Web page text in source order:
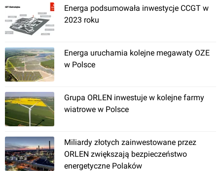
Energa podsumowała inwestycje CCGT w
2023 roku
Energa uruchamia kolejne megawaty OZE
w Polsce
Grupa ORLEN inwestuje w kolejne farmy
wiatrowe w Polsce
Miliardy złotych zainwestowane przez
ORLEN zwiększają bezpieczeństwo
energetyczne Polaków